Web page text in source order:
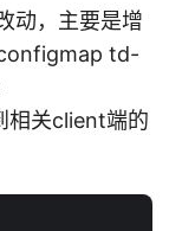
动，主要是增
td-
关client端的